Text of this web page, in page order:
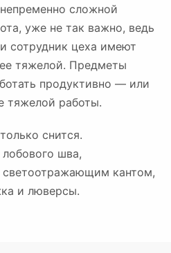
сложной
уже не так важно, ведь
сотрудник цеха имеют
тяжелой. Предметы
продуктивно — или
тяжелой работы.
снится.
шва,
светоотражающим кантом,
и люверсы.